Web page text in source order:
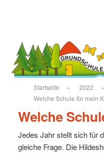
Startseite » 2022 »
Welche Schule für mein
Welche
Jedes Jahr stellt sich für
gleiche Frage. Die